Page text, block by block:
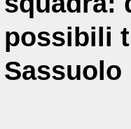
possibili
Sassuolo